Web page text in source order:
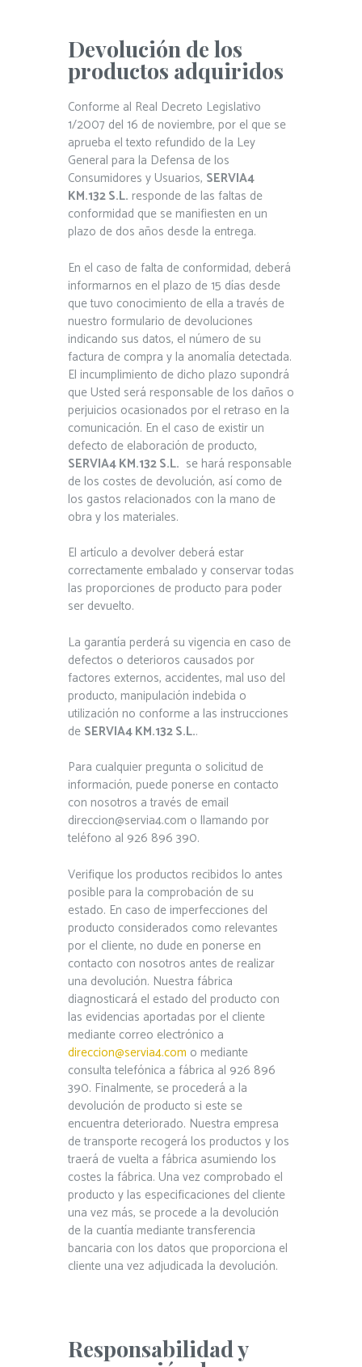
Devolución de los
productos adquiridos
Conforme al Real Decreto Legislativo
1/2007 del 16 de noviembre, por el que se
aprueba el texto refundido de la Ley
General para la Defensa de los
Consumidores y Usuarios, SERVIA4
KM.132 S.L. responde de las faltas de
conformidad que se manifiesten en un
plazo de dos años desde la entrega.
En el caso de falta de conformidad, deberá
informarnos en el plazo de 15 días desde
que tuvo conocimiento de ella a través de
nuestro formulario de devoluciones
indicando sus datos, el número de su
factura de compra y la anomalía detectada.
El incumplimiento de dicho plazo supondrá
que Usted será responsable de los daños o
perjuicios ocasionados por el retraso en la
comunicación. En el caso de existir un
defecto de elaboración de producto,
SERVIA4 KM.132 S.L. se hará responsable
de los costes de devolución, así como de
los gastos relacionados con la mano de
obra y los materiales.
El artículo a devolver deberá estar
correctamente embalado y conservar todas
las proporciones de producto para poder
ser devuelto.
La garantía perderá su vigencia en caso de
defectos o deterioros causados por
factores externos, accidentes, mal uso del
producto, manipulación indebida o
utilización no conforme a las instrucciones
de SERVIA4 KM.132 S.L..
Para cualquier pregunta o solicitud de
información, puede ponerse en contacto
con nosotros a través de email
direccion@servia4.com o llamando por
teléfono al 926 896 390.
Verifique los productos recibidos lo antes
posible para la comprobación de su
estado. En caso de imperfecciones del
producto considerados como relevantes
por el cliente, no dude en ponerse en
contacto con nosotros antes de realizar
una devolución. Nuestra fábrica
diagnosticará el estado del producto con
las evidencias aportadas por el cliente
mediante correo electrónico a
direccion@servia4.com o mediante
consulta telefónica a fábrica al 926 896
390. Finalmente, se procederá a la
devolución de producto si este se
encuentra deteriorado. Nuestra empresa
de transporte recogerá los productos y los
traerá de vuelta a fábrica asumiendo los
costes la fábrica. Una vez comprobado el
producto y las especificaciones del cliente
una vez más, se procede a la devolución
de la cuantía mediante transferencia
bancaria con los datos que proporciona el
cliente una vez adjudicada la devolución.
Responsabilidad y